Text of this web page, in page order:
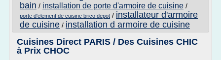
bain / installation de porte d'armoire de cuisine /
porte d'element de cuisine brico depot / installateur d'armoire
de cuisine / installation d armoire de cuisine
Cuisines Direct PARIS / Des Cuisines CHIC
à Prix CHOC